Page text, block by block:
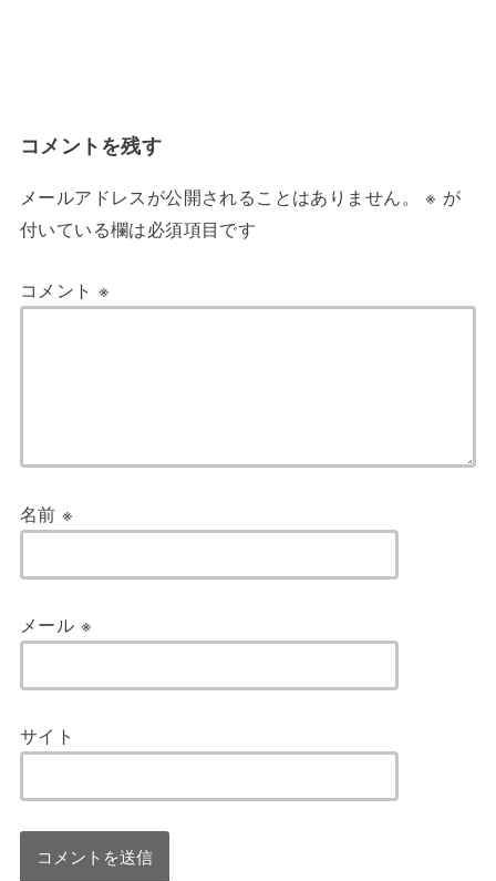
コメントを残す
メールアドレスが公開されることはありません。 ※ が
付いている欄は必須項目です
コメント ※
名前※
メール ※
サイト